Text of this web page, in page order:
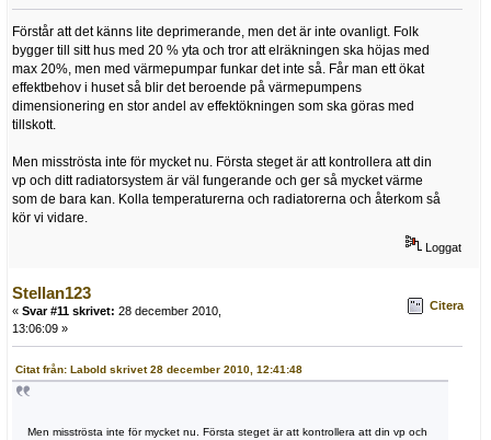
Förstår att det känns lite deprimerande, men det är inte ovanligt. Folk
bygger till sitt hus med 20 % yta och tror att elräkningen ska höjas med
max 20%, men med värmepumpar funkar det inte så. Får man ett ökat
effektbehov i huset så blir det beroende på värmepumpens
dimensionering en stor andel av effektökningen som ska göras med
tillskott.
Men misströsta inte för mycket nu. Första steget är att kontrollera att din
vp och ditt radiatorsystem är väl fungerande och ger så mycket värme
som de bara kan. Kolla temperaturerna och radiatorerna och återkom så
kör vi vidare.
Loggat
Stellan123
« Svar #11 skrivet: 28 december 2010,
13:06:09 »
Citera
Citat från: Labold skrivet 28 december 2010, 12:41:48
Men misströsta inte för mycket nu. Första steget är att kontrollera att din vp och